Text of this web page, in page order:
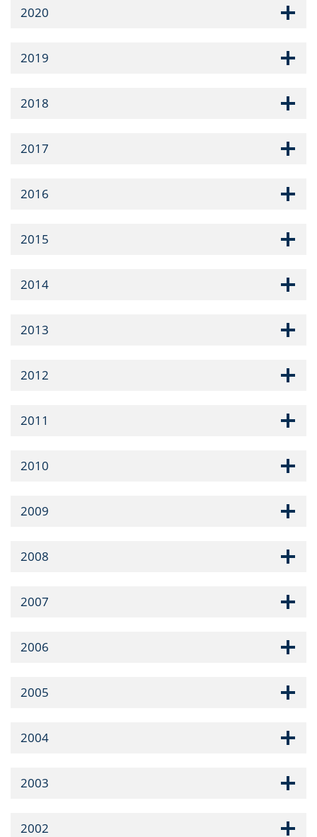
2020
2019
2018
2017
2016
2015
2014
2013
2012
2011
2010
2009
2008
2007
2006
2005
2004
2003
2002